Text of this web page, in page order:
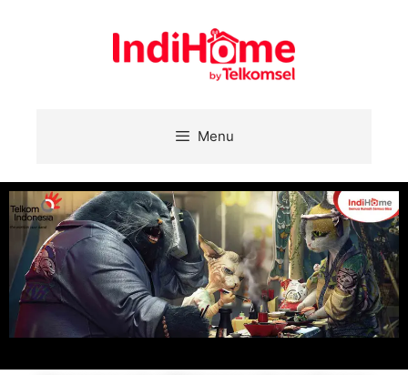
Menu